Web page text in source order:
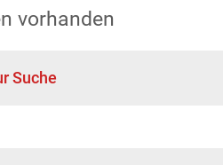
vorhanden
Suche